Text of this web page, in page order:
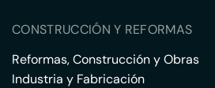
CONSTRUCCIÓN Y REFORMAS
Reformas, Construcción y Obras
Industria y Fabricación